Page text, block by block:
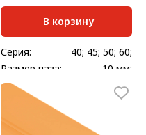
В корзину
Серия:
40; 45; 50; 60;
Размер паза:
10 мм;
Стандартная длина,
2000
Масса, кг/шт: